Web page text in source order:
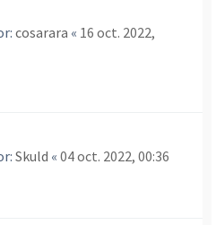
cosarara « 16 oct. 2022,
Skuld « 04 oct. 2022, 00:36